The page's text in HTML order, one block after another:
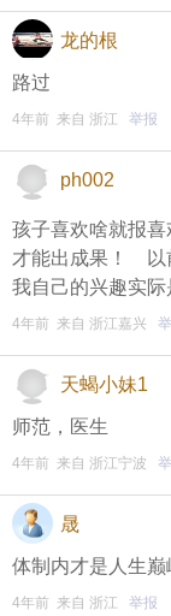
即可查看 https://
• 友情提醒
恶意灌水/答非
未在规定时间内
评
期待
龙的根
路过
4年前 来自 浙江 举报
ph002
孩子喜欢啥就报
才能出成果！ 以
我自己的兴趣实际
4年前 来自 浙江嘉兴
天蝎小妹1
师范，医生
4年前 来自 浙江宁波
晟
体制内才是人生巅
4年前 来自 浙江 举报